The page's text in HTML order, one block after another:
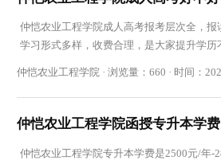
仲恺农业工程学院成人高考报考层次全，报
学习形式多样，收费合理，是大家提升学历
仲恺农业工程学院 · 浏览量：660 · 时间：
仲恺农业工程学院函授专升本学
仲恺农业工程学院专升本学费是2500元/年-